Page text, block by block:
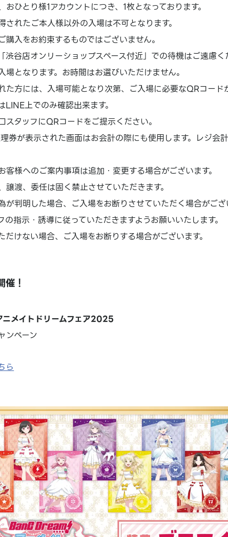
おひとり様1アカウントにつき、1枚となっております。
されたご本人様以外の入場は不可となります。
購入をお約束するものではございません。
渋谷店オンリーショップスペース付近」での待機はご遠慮
場となります。お時間はお選びいただけません。
た方には、入場可能となり次第、ご入場に必要なQRコード
LINE上でのみ確認出来ます。
スタッフにQRコードをご提示ください。
券が表示された画面はお会計の際にも使用します。レジ会
客様へのご案内事項は追加・変更する場合がございます。
譲渡、委任は固く禁止させていただきます。
が判明した場合、ご入場をお断りさせていただく場合がご
の指示・誘導に従っていただきますようお願いいたします。
だけない場合、ご入場をお断りする場合がございます。
！
メイトドリームフェア2025
ンペーン
ら